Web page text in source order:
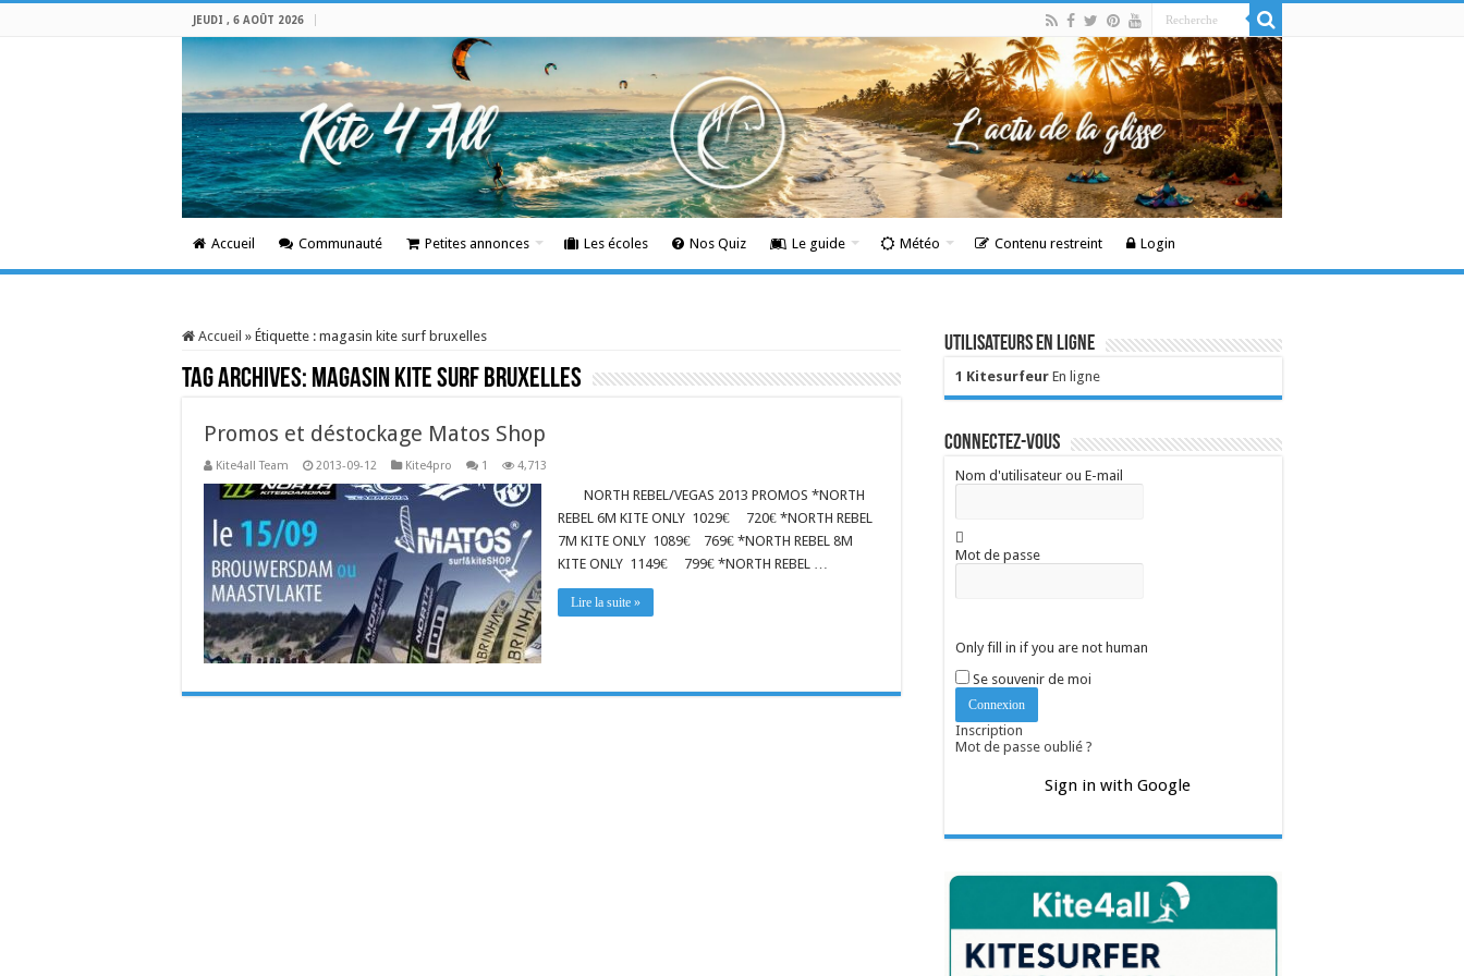
JEUDI , 6 AOÛT 2026
Accueil Communauté Petites annonces Les écoles Nos Quiz Le guide Météo Contenu restreint Login
Accueil » Étiquette : magasin kite surf bruxelles
Tag Archives: magasin kite surf bruxelles
Promos et déstockage Matos Shop
Kite4all Team 2013-09-12 Kite4pro 1 4,713
NORTH REBEL/VEGAS 2013 PROMOS *NORTH
REBEL 6M KITE ONLY 1029€ 720€ *NORTH REBEL
7M KITE ONLY 1089€ 769€ *NORTH REBEL 8M
KITE ONLY 1149€ 799€ *NORTH REBEL …
Lire la suite »
Utilisateurs en ligne
1 Kitesurfeur En ligne
Connectez-vous
Nom d'utilisateur ou E-mail
Mot de passe
Only fill in if you are not human
Se souvenir de moi
Inscription
Mot de passe oublié ?
Sign in with Google